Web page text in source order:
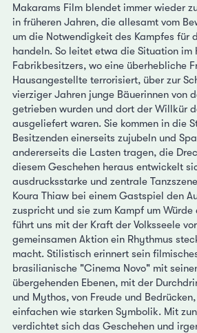
Makarams Film blendet immer wieder
in früheren Jahren, die allesamt vom
um die Notwendigkeit des Kampfes für
handeln. So leitet etwa die Situation im
Fabrikbesitzers, wo eine überhebliche
Hausangestellte terrorisiert, über zur
vierziger Jahren junge Bäuerinnen von
getrieben wurden und dort der Willkür
ausgeliefert waren. Sie kommen in die
Besitzenden einerseits zujubeln und
andererseits die Lasten tragen, die
diesem Geschehen heraus entwickelt
ausdrucksstarke und zentrale
Koura Thiaw bei einem Gastspiel den
zuspricht und sie zum Kampf um
führt uns mit der Kraft der Volksseele
gemeinsamen Aktion ein Rhythmus
macht. Stilistisch erinnert sein
brasilianische "Cinema Novo" mit
übergehenden Ebenen, mit der
und Mythos, von Freude und
einfachen wie starken Symbolik. Mit
verdichtet sich das Geschehen und